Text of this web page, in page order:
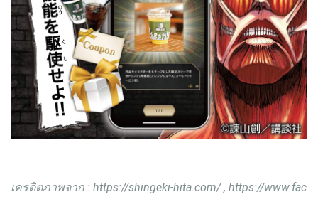
เครดิตภาพจาก : https://shingeki-hita.com/, https://www.fac